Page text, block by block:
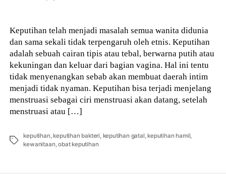
Keputihan telah menjadi masalah semua wanita didunia
dan sama sekali tidak terpengaruh oleh etnis. Keputihan
adalah sebuah cairan tipis atau tebal, berwarna putih atau
kekuningan dan keluar dari bagian vagina. Hal ini tentu
tidak menyenangkan sebab akan membuat daerah intim
menjadi tidak nyaman. Keputihan bisa terjadi menjelang
menstruasi sebagai ciri menstruasi akan datang, setelah
menstruasi atau […]
Tags
keputihan, keputihan bakteri, keputihan gatal, keputihan hamil,
kewanitaan,obat keputihan